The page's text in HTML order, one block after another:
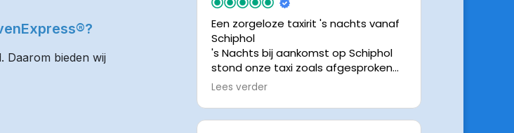
Daarom bieden wij
Een zorgeloze taxirit 's nachts vanaf
Schiphol
's Nachts bij aankomst op Schiphol
stond onze taxi zoals afgesproken
keurig te wachten. Dankzij de goede
chauffeur wisten we precies waar de
Lees verder